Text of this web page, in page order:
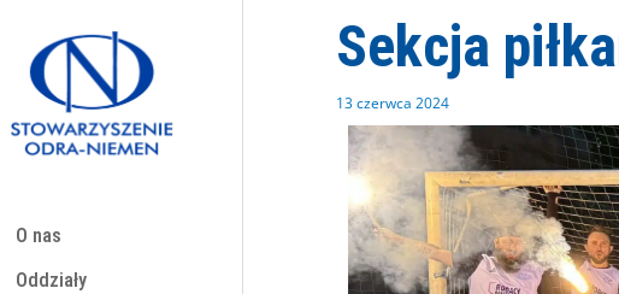
treści
O nas
Oddziały
Sekcja
13 czerwca 2024